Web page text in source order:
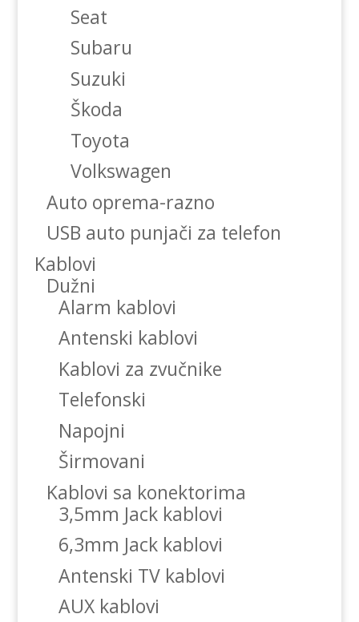
Seat
Subaru
Suzuki
Škoda
Toyota
Volkswagen
Auto oprema-razno
USB auto punjači za telefon
Kablovi
Dužni
Alarm kablovi
Antenski kablovi
Kablovi za zvučnike
Telefonski
Napojni
Širmovani
Kablovi sa konektorima
3,5mm Jack kablovi
6,3mm Jack kablovi
Antenski TV kablovi
AUX kablovi